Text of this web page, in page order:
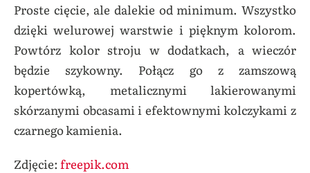
Proste cięcie, ale dalekie od minimum. Wszystko
dzięki welurowej warstwie i pięknym kolorom.
Powtórz kolor stroju w dodatkach, a wieczór
będzie szykowny. Połącz go z zamszową
kopertówką, metalicznymi lakierowanymi
skórzanymi obcasami i efektownymi kolczykami z
czarnego kamienia.
Zdjęcie: freepik.com